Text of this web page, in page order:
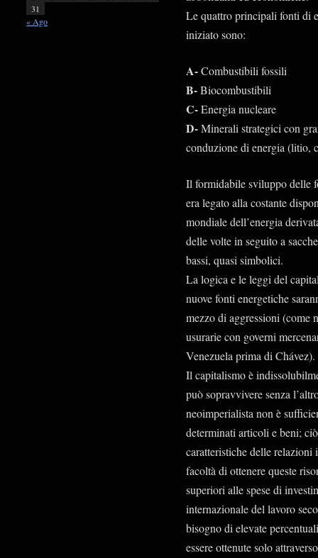
Le quattro principali fonti di
iniziato sono:
A-Combustibili fossili
B-Biocombustibili
C-Energia nucleare
D-Minerali strategici con
conduzione di energia (litio,
Il formidabile sviluppo delle
era legato alla costante
mondiale dell’energia
delle volte in seguito a
bassi, quasi simbolici.
La logica e le leggi del
nuove fonti energetiche
mezzo di aggressioni (come
usurarie con governi
Venezuela prima di Chávez).
Il capitalismo è
può sopravvivere senza
neoimperialista non è
determinati articoli e beni;
caratteristiche delle
facoltà di ottenere queste
superiori alle spese di
internazionale del lavoro
bisogno di elevate
essere ottenute solo
31
« Ago